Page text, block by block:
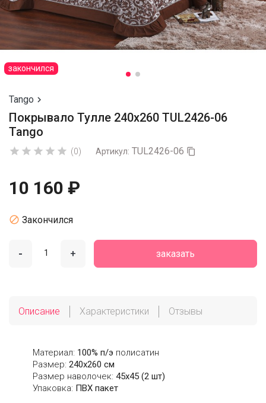
закончился
Tango 
Покрывало Тулле 240х260 TUL2426-06
Tango
     (0) Артикул: TUL2426-06 
10 160 ₽
 Закончился
- + заказать
Описание Характеристики Отзывы
Материал: 100% п/э полисатин
Размер: 240х260 см
Размер наволочек: 45х45 (2 шт)
Упаковка: ПВХ пакет